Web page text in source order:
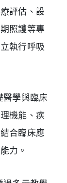
評估、設
照護等專
執行呼吸
醫學與臨床
機能、疾
合臨床應
力。